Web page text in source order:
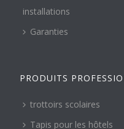
installations
Garanties
PRODUITS
trottoirs scolaires
Tapis pour les hôtels